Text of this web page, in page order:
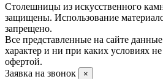
Столешницы из искусственного
защищены. Использование
запрещено.
Все представленные на сайте
характер и ни при каких условиях
офертой.
Заявка на звонок
×